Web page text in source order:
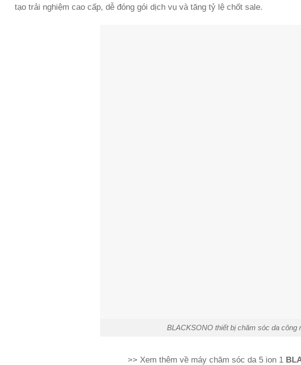
tạo trải nghiệm cao cấp, dễ đóng gói dịch vụ và tăng tỷ lệ chốt sale.
BLACKSONO thiết bị chăm sóc da công
>> Xem thêm về máy chăm sóc da 5 ion 1